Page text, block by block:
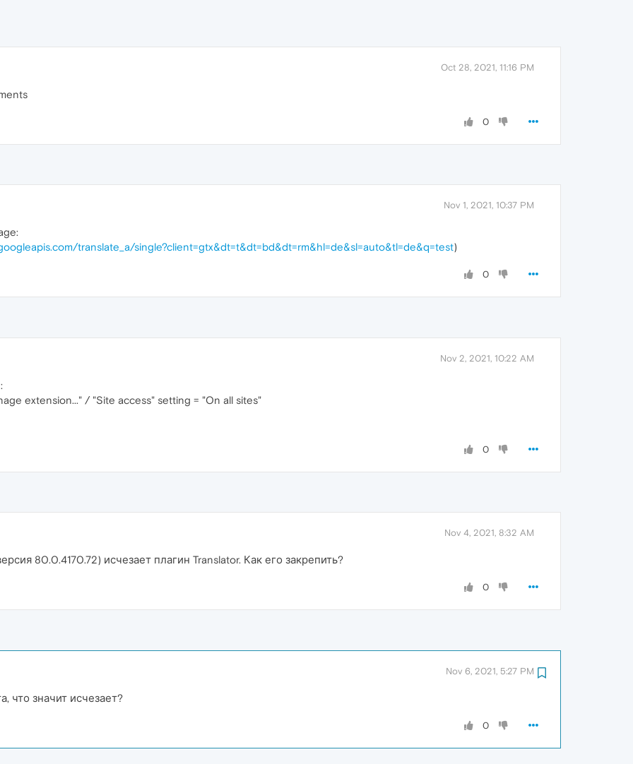
Oct 28, 2021, 11:16 PM
0
Nov 1, 2021, 10:37 PM
translate_a/single?client=gtx&dt=t&dt=bd&dt=rm&hl=de&sl=auto&tl=de&q=test)
0
Nov 2, 2021, 10:22 AM
extension..." / "Site access" setting = "On all sites"
0
Nov 4, 2021, 8:32 AM
80.0.4170.72) исчезает плагин Translator. Как его закрепить?
0
Nov 6, 2021, 5:27 PM
что значит исчезает?
0